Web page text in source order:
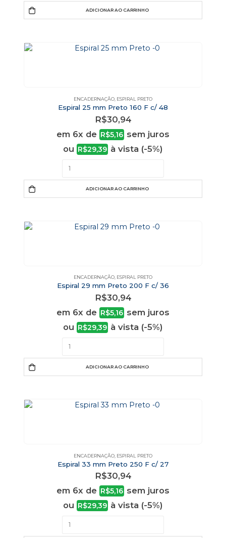
ADICIONAR AO CARRINHO
ENCADERNAÇÃO ESPIRAL PRETO
Espiral 25 mm Preto 160 F c/ 48
R$30,94
em 6x de R$5,16 sem juros
ou R$29,39 à vista (-5%)
ADICIONAR AO CARRINHO
ENCADERNAÇÃO, ESPIRAL PRETO
Espiral 29 mm Preto 200 F c/ 36
R$30,94
em 6x de R$5,16 sem juros
ou R$29,39 à vista (-5%)
ADICIONAR AO CARRINHO
ENCADERNAÇÃO ESPIRAL PRETO
Espiral 33 mm Preto 250 F c/ 27
R$30,94
em 6x de R$5,16 sem juros
ou R$29,39 à vista (-5%)